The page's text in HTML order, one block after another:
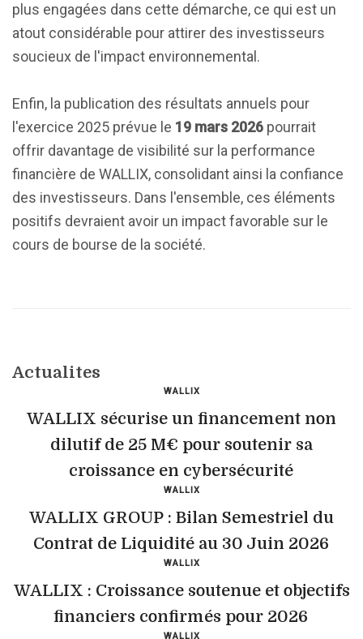
plus engagées dans cette démarche, ce qui est un
atout considérable pour attirer des investisseurs
soucieux de l'impact environnemental.
Enfin, la publication des résultats annuels pour
l'exercice 2025 prévue le 19 mars 2026 pourrait
offrir davantage de visibilité sur la performance
financière de WALLIX, consolidant ainsi la confiance
des investisseurs. Dans l'ensemble, ces éléments
positifs devraient avoir un impact favorable sur le
cours de bourse de la société.
Actualites
WALLIX
WALLIX sécurise un financement non
dilutif de 25 M€ pour soutenir sa
croissance en cybersécurité
WALLIX
WALLIX GROUP : Bilan Semestriel du
Contrat de Liquidité au 30 Juin 2026
WALLIX
WALLIX : Croissance soutenue et objectifs
financiers confirmés pour 2026
WALLIX